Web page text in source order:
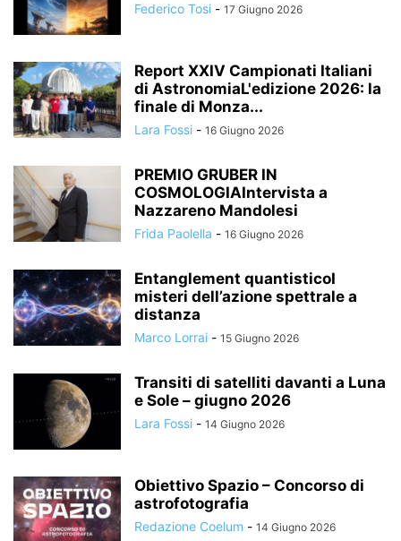
Federico Tosi - 17 Giugno 2026
Report XXIV Campionati Italiani
di AstronomiaL'edizione 2026: la
finale di Monza...
Lara Fossi - 16 Giugno 2026
PREMIO GRUBER IN
COSMOLOGIAIntervista a
Nazzareno Mandolesi
Frida Paolella - 16 Giugno 2026
Entanglement quantisticoI
misteri dell’azione spettrale a
distanza
Marco Lorrai - 15 Giugno 2026
Transiti di satelliti davanti a Luna
e Sole – giugno 2026
Lara Fossi - 14 Giugno 2026
Obiettivo Spazio – Concorso di
astrofotografia
Redazione Coelum - 14 Giugno 2026